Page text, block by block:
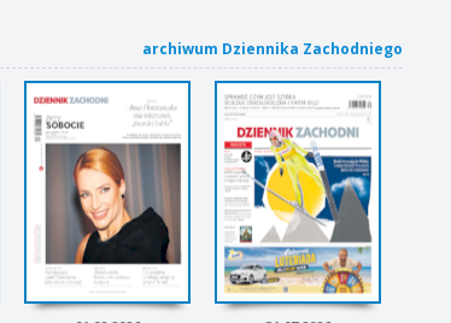
archiwum Dziennika Zachodniego